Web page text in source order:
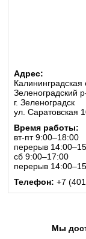
Адрес:
Калининградская
Зеленоградский
г. Зеленоградск
ул. Саратовская
Время работы:
вт-пт 9:00–18:00
перерыв
сб 9:00–17:00
перерыв
Телефон: +7
Мы